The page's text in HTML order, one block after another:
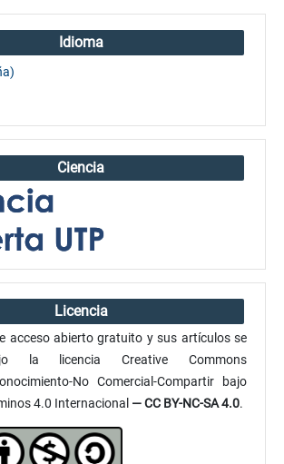
Idioma
Ciencia
Licencia
acceso abierto gratuito y sus artículos se
la licencia Creative Commons
No Comercial-Compartir bajo
4.0 Internacional — CC BY-NC-SA 4.0.